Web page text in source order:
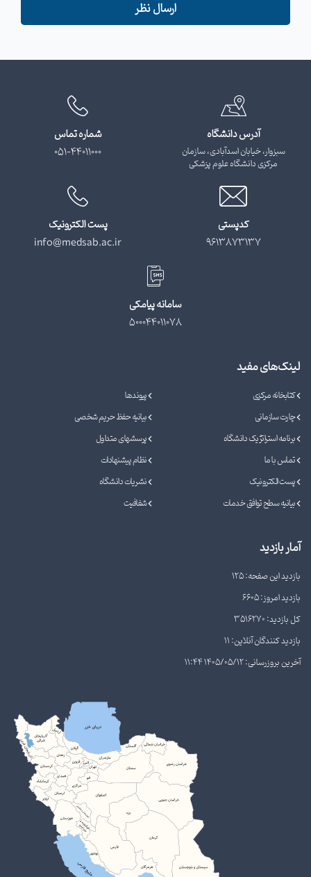
ارسال نظر
آدرس دانشگاه
سبزوار، خیابان اسدآبادی، سازمان
مرکزی دانشگاه علوم پزشکی
شماره تماس
051-44011000
کدپستی
9613873137
پست الکترونیک
info@medsab.ac.ir
سامانه پیامکی
500044011078
لینک‌های مفید
کتابخانه مرکزی
پیوندها
چارت سازمانی
بیانیه حفظ حریم شخصی
برنامه استراتژیک دانشگاه
پرسشهای متداول
تماس با ما
نظام پیشنهادات
پست الکترونیک
نشریات دانشگاه
بیانیه سطح توافق خدمات
شفافیت
آمار بازدید
بازدید این صفحه: 125
بازدید امروز: 6605
کل بازدید: 3516270
بازدید کنندگان آنلاین: 11
آخرین بروزرسانی: 1405/05/12 11:44